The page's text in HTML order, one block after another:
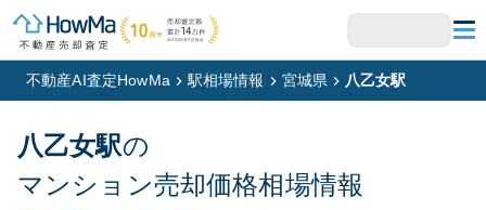
不動産AI査定HowMa 駅相場情報 宮城県 八乙女駅
八乙女駅の
マンション売却価格相場情報